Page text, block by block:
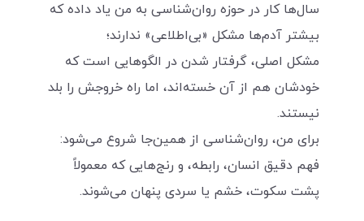
سال‌ها کار در حوزه روان‌شناسی به من یاد داده که
بیشتر آدم‌ها مشکل «بی‌اطلاعی» ندارند؛
مشکل اصلی، گرفتار شدن در الگوهایی است که
خودشان هم از آن خسته‌اند، اما راه خروجش را بلد
نیستند.
برای من، روان‌شناسی از همین‌جا شروع می‌شود:
فهم دقیق انسان، رابطه، و رنج‌هایی که معمولاً
پشت سکوت، خشم یا سردی پنهان می‌شوند.